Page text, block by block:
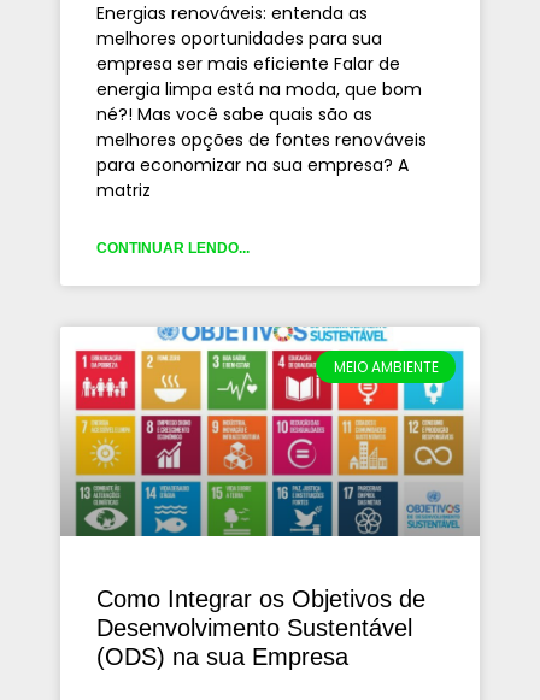
Energias renováveis: entenda as
melhores oportunidades para sua
empresa ser mais eficiente Falar de
energia limpa está na moda, que bom
né?! Mas você sabe quais são as
melhores opções de fontes renováveis
para economizar na sua empresa? A
matriz
CONTINUAR LENDO...
MEIO AMBIENTE
Como Integrar os Objetivos de
Desenvolvimento Sustentável
(ODS) na sua Empresa